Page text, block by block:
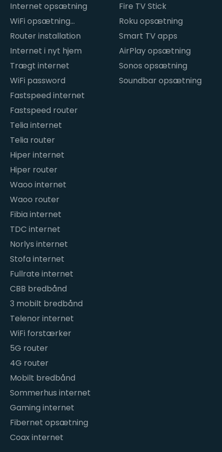
Internet opsætning
WiFi opsætning
hjemme
Router installation
Internet i nyt hjem
Trægt internet
WiFi password
Fastspeed internet
Fastspeed router
Telia internet
Telia router
Hiper internet
Hiper router
Waoo internet
Waoo router
Fibia internet
TDC internet
Norlys internet
Stofa internet
Fullrate internet
CBB bredbånd
3 mobilt bredbånd
Telenor internet
WiFi forstærker
5G router
4G router
Mobilt bredbånd
Sommerhus internet
Gaming internet
Fibernet opsætning
Coax internet
Fire TV Stick
Roku opsætning
Smart TV apps
AirPlay opsætning
Sonos opsætning
Soundbar opsætning